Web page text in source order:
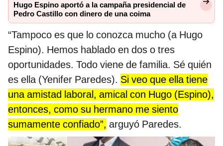
Hugo Espino aportó a la campaña presidencial de
Pedro Castillo con dinero de una coima
“Tampoco es que lo conozca mucho (a Hugo
Espino). Hemos hablado en dos o tres
oportunidades. Todo viene de familia. Sé quién
es ella (Yenifer Paredes). Si veo que ella tiene
una amistad laboral, amical con Hugo (Espino),
entonces, como su hermano me siento
sumamente confiado”, arguyó Paredes.